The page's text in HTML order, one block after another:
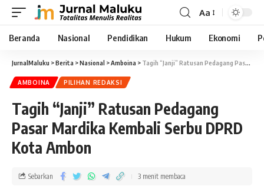
Aa
Beranda Nasional Pendidikan Hukum Ekonomi
JurnalMaluku >Berita >Nasional >Amboina > Tagih “Janji” Ratusan Pedagang Pasar Mardika Kembali Serbu DPRD Kota Ambon
AMBOINA PILIHAN REDAKSI
Tagih “Janji” Ratusan Pedagang
Pasar Mardika Kembali Serbu DPRD
Kota Ambon
Sebarkan 3 menit membaca